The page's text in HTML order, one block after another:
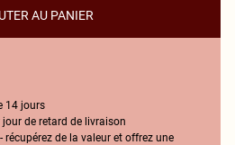
AU PANIER
14 jours
de retard de livraison
récupérez de la valeur et offrez une